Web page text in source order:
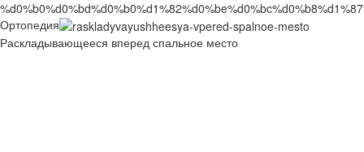
Ортопедия
Раскладывающееся вперед спальное место